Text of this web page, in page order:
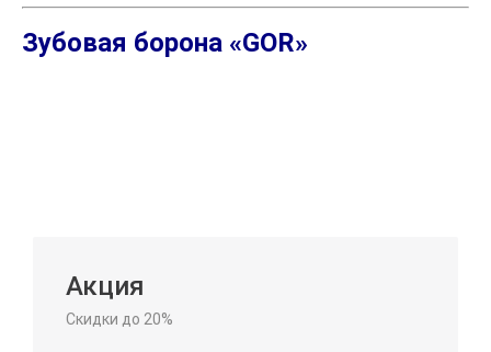
Зубовая борона «GOR»
Акция
Скидки до 20%